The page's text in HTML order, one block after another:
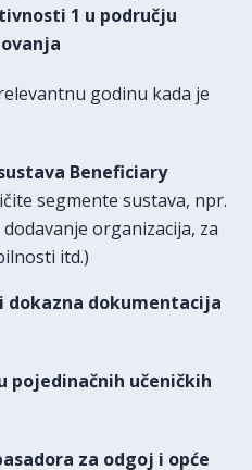
1 u području
godinu kada je
Beneficiary
segmente sustava, npr.
organizacija, za
itd.)
dokumentacija
pojedinačnih učeničkih
za odgoj i opće